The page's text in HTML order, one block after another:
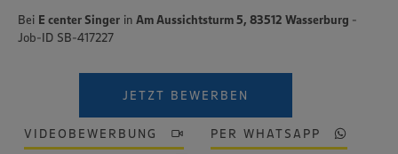
Bei E center Singer in Am Aussichtsturm 5, 83512 Wasserburg -
Job-ID SB-417227
JETZT BEWERBEN
VIDEOBEWERBUNG PER WHATSAPP